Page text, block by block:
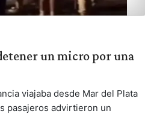
un micro por una
viajaba desde Mar del Plata
pasajeros advirtieron un